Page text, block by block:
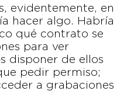
evidentemente, en
hacer algo. Habría
qué contrato se
para ver
disponer de ellos
pedir permiso;
a grabaciones